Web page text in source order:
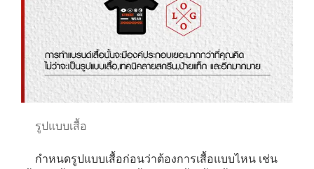
รูปแบบเสื้อ
กำหนดรูปแบบเสื้อก่อนว่าต้องการเสื้อแบบไหน เช่น